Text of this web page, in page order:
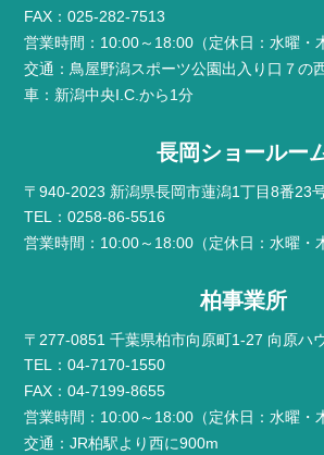
FAX：025-282-7513
営業時間：10:00～18:00（定休日：水曜・
交通：鳥屋野潟スポーツ公園出入り口７の
車：新潟中央I.C.から1分
長岡ショールー
〒940-2023 新潟県長岡市蓮潟1丁目8番23
TEL：0258-86-5516
営業時間：10:00～18:00（定休日：水曜・
柏事業所
〒277-0851 千葉県柏市向原町1-27 向原ハ
TEL：04-7170-1550
FAX：04-7199-8655
営業時間：10:00～18:00（定休日：水曜・
交通：JR柏駅より西に900m